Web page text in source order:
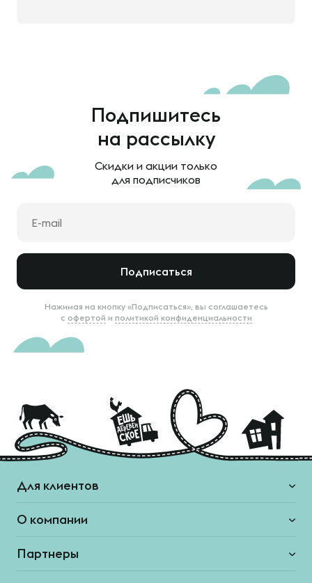
Подпишитесь
на рассылку
Скидки и акции только
для подписчиков
Подписаться
Нажимая на кнопку «Подписаться», вы соглашаетесь
с офертой и политикой конфиденциальности
Для клиентов
О компании
Партнеры